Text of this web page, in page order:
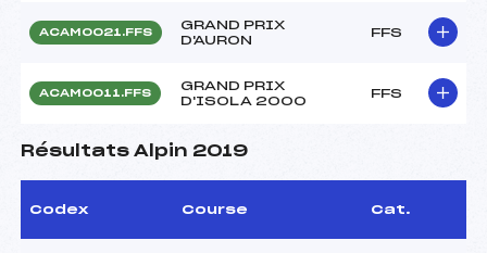
ACAM0021.FFS
GRAND PRIX
D'AURON
FFS
ACAM0011.FFS
GRAND PRIX
D'ISOLA 2000
FFS
Résultats Alpin 2019
Codex Course Cat.